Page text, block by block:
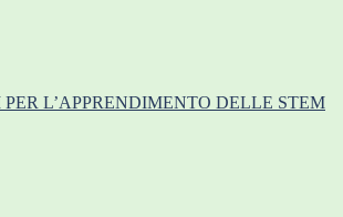
L’APPRENDIMENTO DELLE STEM